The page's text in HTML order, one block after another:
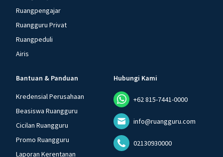
Ruangpengajar
Ruangguru Privat
Ruangpeduli
Airis
Bantuan & Panduan
Kredensial Perusahaan
Beasiswa Ruangguru
Cicilan Ruangguru
Promo Ruangguru
Laporan Kerentanan
Hubungi Kami
+62 815-7441-0000
info@ruangguru.com
02130930000